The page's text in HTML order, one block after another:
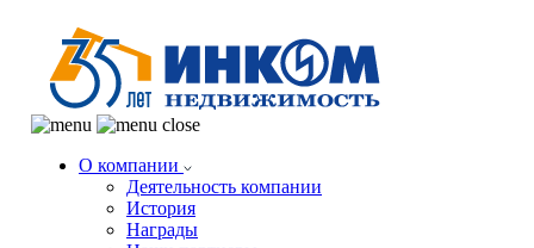
О компании
Деятельность компании
История
Награды